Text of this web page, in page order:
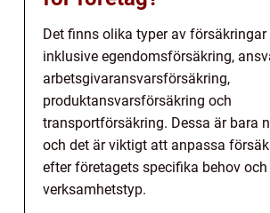
Det finns olika typer av
inklusive egendomsförsäkring,
arbetsgivaransvarsförsäkring,
produktansvarsförsäkring och
transportförsäkring. Dessa är bara
och det är viktigt att anpassa
efter företagets specifika behov och
verksamhetstyp.